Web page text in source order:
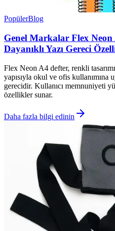
PopülerBlog
Genel Markalar Flex
Dayanıklı Yazı Gereci
Flex Neon A4 defter, renkli
yapısıyla okul ve ofis kullanımına
gerecidir. Kullanıcı memnuniyeti
özellikler sunar.
Daha fazla bilgi edinin